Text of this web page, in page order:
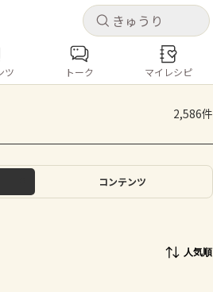
キャ
するとレシピを保存できます
キャ
コンテンツ
とうもろこし
ツ トーク マイレシピ
2,586件
コンテンツ
人気順